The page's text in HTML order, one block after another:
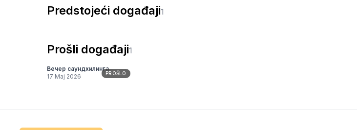
Predstojeći događaji1
Prošli događaji1
PROŠLO
Вечер саундхилинга
17 Maj 2026